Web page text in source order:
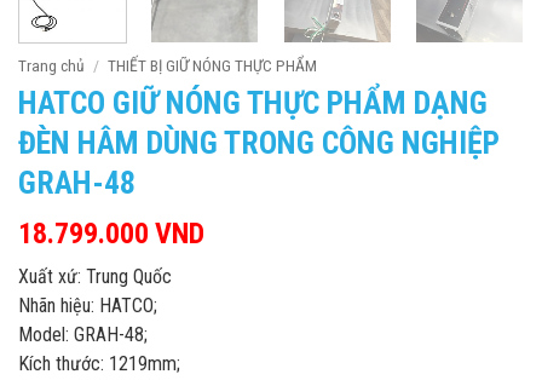
Trang chủ / THIẾT BỊ GIỮ NÓNG THỰC PHẨM
HATCO GIỮ NÓNG THỰC PHẨM DẠNG
ĐÈN HÂM DÙNG TRONG CÔNG NGHIỆP
GRAH-48
18.799.000 VND
Xuất xứ: Trung Quốc
Nhãn hiệu: HATCO;
Model: GRAH-48;
Kích thước: 1219mm;